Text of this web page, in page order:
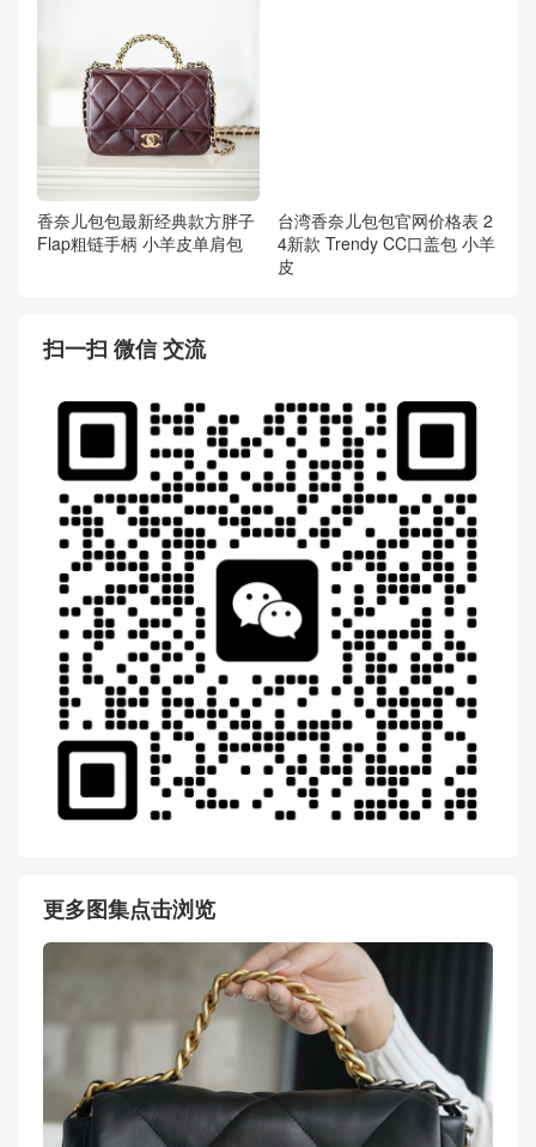
香奈儿包包最新经典款方胖子
Flap粗链手柄 小羊皮单肩包
台湾香奈儿包包官网价格表 2
4新款 Trendy CC口盖包 小羊
皮
扫一扫 微信 交流
更多图集点击浏览